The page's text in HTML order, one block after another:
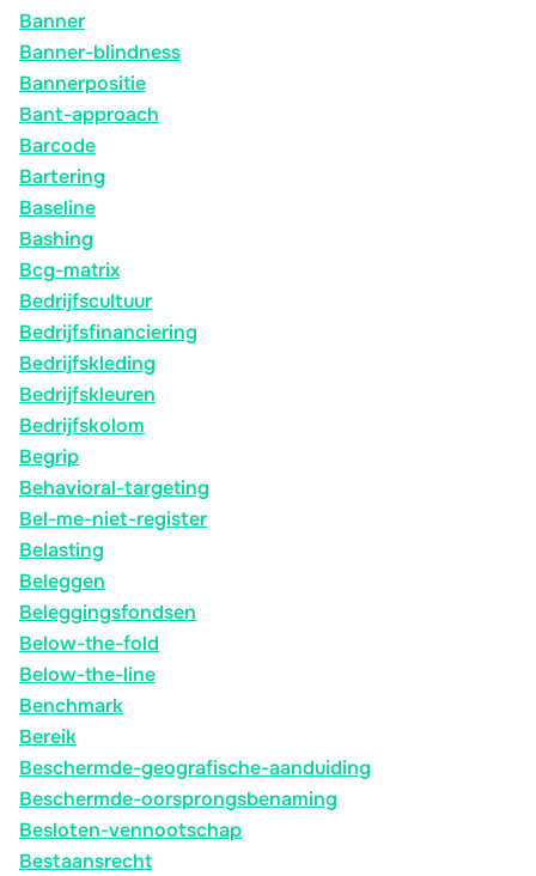
Banner
Banner-blindness
Bannerpositie
Bant-approach
Barcode
Bartering
Baseline
Bashing
Bcg-matrix
Bedrijfscultuur
Bedrijfsfinanciering
Bedrijfskleding
Bedrijfskleuren
Bedrijfskolom
Begrip
Behavioral-targeting
Bel-me-niet-register
Belasting
Beleggen
Beleggingsfondsen
Below-the-fold
Below-the-line
Benchmark
Bereik
Beschermde-geografische-aanduiding
Beschermde-oorsprongsbenaming
Besloten-vennootschap
Bestaansrecht